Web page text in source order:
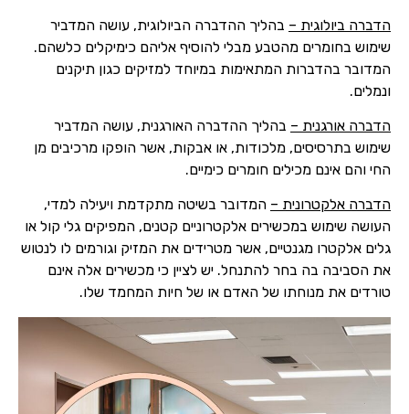
הדברה ביולוגית – בהליך ההדברה הביולוגית, עושה המדביר
שימוש בחומרים מהטבע מבלי להוסיף אליהם כימיקלים כלשהם.
המדובר בהדברות המתאימות במיוחד למזיקים כגון תיקנים
ונמלים.
הדברה אורגנית – בהליך ההדברה האורגנית, עושה המדביר
שימוש בתרסיסים, מלכודות, או אבקות, אשר הופקו מרכיבים מן
החי והם אינם מכילים חומרים כימיים.
הדברה אלקטרונית – המדובר בשיטה מתקדמת ויעילה למדי,
העושה שימוש במכשירים אלקטרוניים קטנים, המפיקים גלי קול או
גלים אלקטרו מגנטיים, אשר מטרידים את המזיק וגורמים לו לנטוש
את הסביבה בה בחר להתנחל. יש לציין כי מכשירים אלה אינם
טורדים את מנוחתו של האדם או של חיות המחמד שלו.